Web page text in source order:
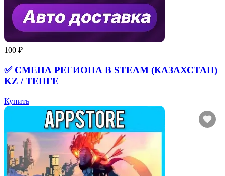
100 ₽
✅ СМЕНА РЕГИОНА В STEAM (КАЗАХСТАН)
KZ / ТЕНГЕ
Купить